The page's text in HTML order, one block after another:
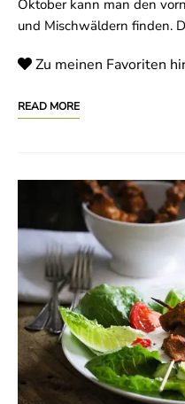
Oktober kann man den
und Mischwäldern finden.
Zu meinen Favoriten
READ MORE